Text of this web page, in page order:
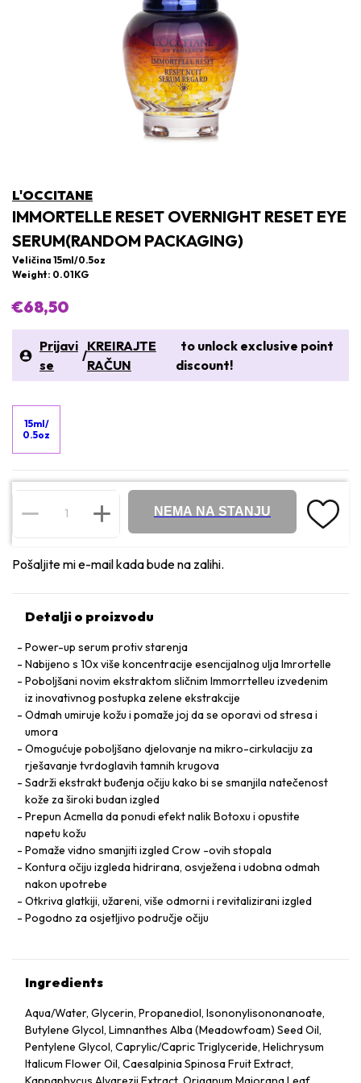
L'OCCITANE
IMMORTELLE RESET OVERNIGHT RESET EYE
SERUM(RANDOM PACKAGING)
Veličina 15ml/0.5oz
Weight: 0.01KG
€68,50
Prijavi
se
/
KREIRAJTE
RAČUN
to unlock exclusive point
discount!
15ml/
0.5oz
NEMA NA STANJU
Pošaljite mi e-mail kada bude na zalihi.
Detalji o proizvodu
Power-up serum protiv starenja
Nabijeno s 10x više koncentracije esencijalnog ulja Imrortelle
Poboljšani novim ekstraktom sličnim Immorrtelleu izvedenim
iz inovativnog postupka zelene ekstrakcije
Odmah umiruje kožu i pomaže joj da se oporavi od stresa i
umora
Omogućuje poboljšano djelovanje na mikro-cirkulaciju za
rješavanje tvrdoglavih tamnih krugova
Sadrži ekstrakt buđenja očiju kako bi se smanjila natečenost
kože za široki budan izgled
Prepun Acmella da ponudi efekt nalik Botoxu i opustite
napetu kožu
Pomaže vidno smanjiti izgled Crow -ovih stopala
Kontura očiju izgleda hidrirana, osvježena i udobna odmah
nakon upotrebe
Otkriva glatkiji, užareni, više odmorni i revitalizirani izgled
Pogodno za osjetljivo područje očiju
Ingredients
Aqua/Water, Glycerin, Propanediol, Isononylisononanoate,
Butylene Glycol, Limnanthes Alba (Meadowfoam) Seed Oil,
Pentylene Glycol, Caprylic/Capric Triglyceride, Helichrysum
Italicum Flower Oil, Caesalpinia Spinosa Fruit Extract,